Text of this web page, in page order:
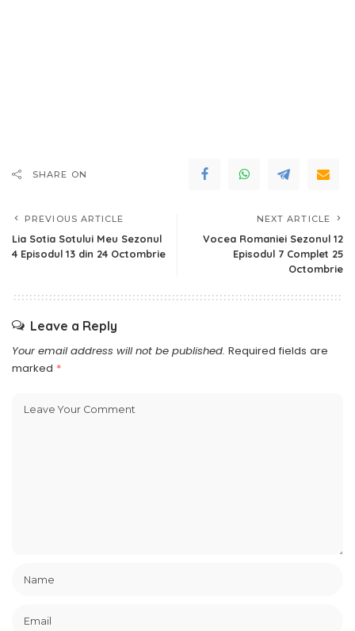
SHARE ON
PREVIOUS ARTICLE
Lia Sotia Sotului Meu Sezonul
4 Episodul 13 din 24 Octombrie
NEXT ARTICLE
Vocea Romaniei Sezonul 12
Episodul 7 Complet 25
Octombrie
Leave a Reply
Your email address will not be published. Required fields are
marked *